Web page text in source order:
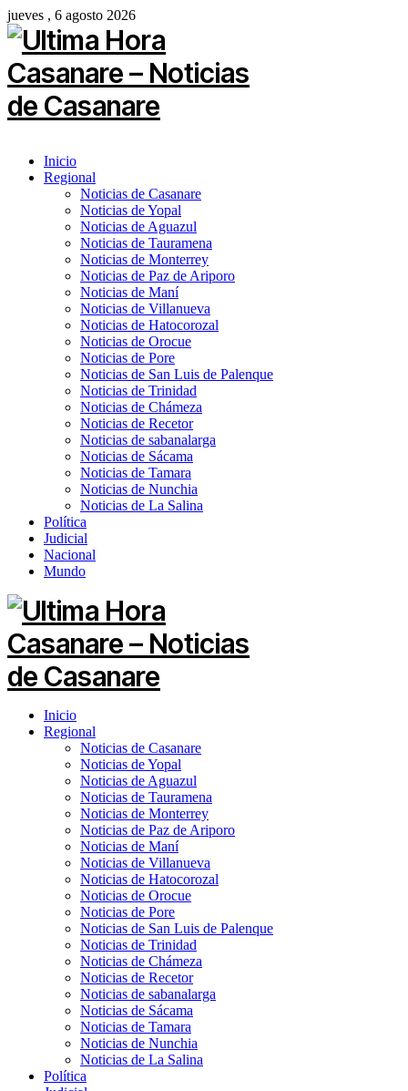
jueves , 6 agosto 2026
Inicio
Regional
Noticias de Casanare
Noticias de Yopal
Noticias de Aguazul
Noticias de Tauramena
Noticias de Monterrey
Noticias de Paz de Ariporo
Noticias de Maní
Noticias de Villanueva
Noticias de Hatocorozal
Noticias de Orocue
Noticias de Pore
Noticias de San Luis de Palenque
Noticias de Trinidad
Noticias de Chámeza
Noticias de Recetor
Noticias de sabanalarga
Noticias de Sácama
Noticias de Tamara
Noticias de Nunchia
Noticias de La Salina
Política
Judicial
Nacional
Mundo
Inicio
Regional
Noticias de Casanare
Noticias de Yopal
Noticias de Aguazul
Noticias de Tauramena
Noticias de Monterrey
Noticias de Paz de Ariporo
Noticias de Maní
Noticias de Villanueva
Noticias de Hatocorozal
Noticias de Orocue
Noticias de Pore
Noticias de San Luis de Palenque
Noticias de Trinidad
Noticias de Chámeza
Noticias de Recetor
Noticias de sabanalarga
Noticias de Sácama
Noticias de Tamara
Noticias de Nunchia
Noticias de La Salina
Política